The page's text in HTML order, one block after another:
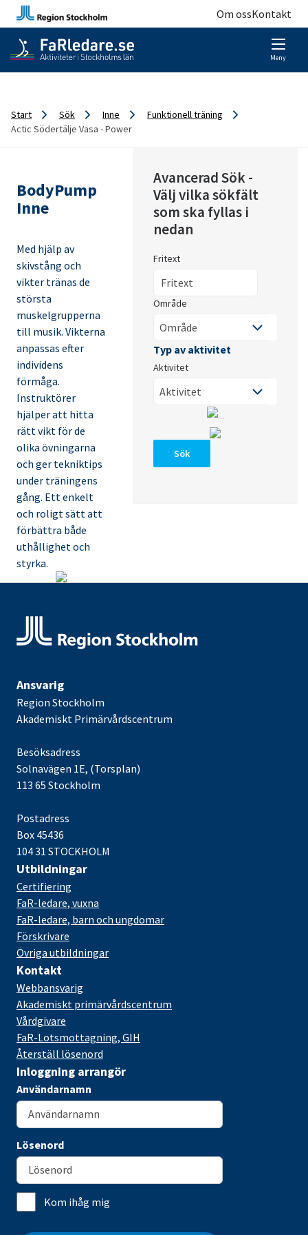
Om ossKontakt
Meny
Start Sök Inne
Funktionell träning
Actic Södertälje Vasa - Power
BodyPump
Inne
Med hjälp av
skivstång och
vikter tränas de
största
muskelgrupperna
till musik. Vikterna
anpassas efter
individens
förmåga.
Instruktörer
hjälper att hitta
rätt vikt för de
olika övningarna
och ger tekniktips
under träningens
gång. Ett enkelt
och roligt sätt att
förbättra både
uthållighet och
styrka.
Avancerad Sök -
Välj vilka sökfält
som ska fyllas i
nedan
Fritext
Område
Aktivitet
Sök
Ansvarig
Region Stockholm
Akademiskt Primärvårdscentrum
Besöksadress
Solnavägen 1E, (Torsplan)
113 65 Stockholm
Postadress
Box 45436
104 31 STOCKHOLM
Utbildningar
Certifiering
FaR-ledare, vuxna
FaR-ledare, barn och ungdomar
Förskrivare
Övriga utbildningar
Kontakt
Webbansvarig
Akademiskt primärvårdscentrum
Vårdgivare
FaR-Lotsmottagning, GIH
Återställ lösenord
Inloggning arrangör
Användarnamn
Lösenord
Kom ihåg mig